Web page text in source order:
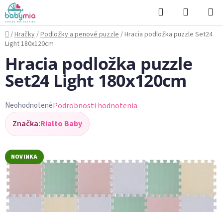
Prejsť
na
obsah
Hľadať
KOŠÍK
Domov
/Hračky/Podložky a penové puzzle/Hracia podložka puzzle Set24
Light 180x120cm
Hracia podložka puzzle
Set24 Light 180x120cm
Priemerné
hodnotenie
produktu
je
0,0
z
5
hviezdičiek.
NeohodnotenéPodrobnosti hodnotenia
Značka:Rialto Baby
NOVINKA